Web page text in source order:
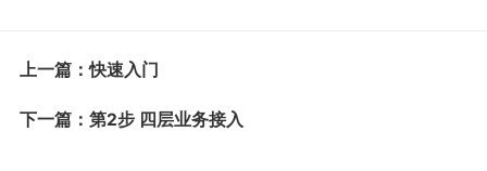
上一篇：快速入门
下一篇：第2步 四层业务接入